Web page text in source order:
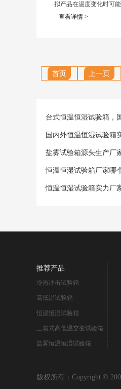
拟产品在温度变化时可
查看详情 >
首页 上一页
台式恒温恒湿试验箱，
国内外恒温恒湿试验箱
盐雾试验箱源头生产厂
恒温恒湿试验箱厂家哪
恒温恒湿试验箱实力厂
推荐产品
冷热冲击试验箱
高低温试验箱
恒温恒湿试验箱
三箱式高低温交变试验箱
盐雾恒温恒湿试验箱
版权所有：Copyright ©